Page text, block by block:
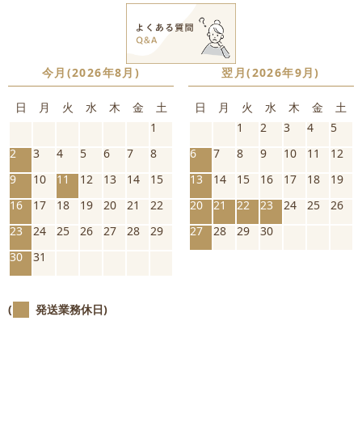
今月(2026年8月)
日 月 火 水 木 金
土
1
2
3 4 5 6 7
8
9
10 11 12 13 14
15
16
17 18 19 20 21
22
23
24 25 26 27 28
29
30
31
翌月(2026年9月)
日 月 火 水 木 金
土
1
2 3 4
5
6
7 8 9 10 11
12
13
14 15 16 17 18
19
20
21 22 23 24 25
26
27
28 29 30
( 発送業務休日)